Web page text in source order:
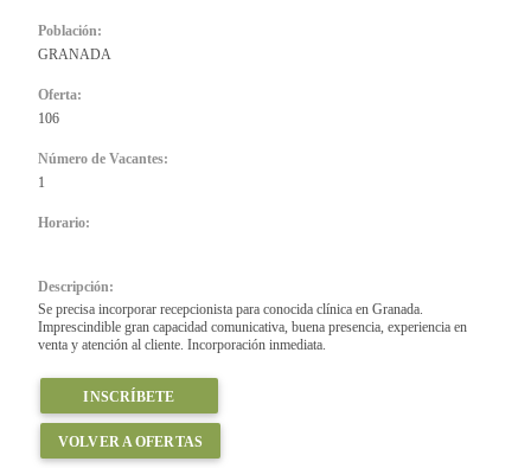
Población:
GRANADA
Oferta:
106
Número de Vacantes:
1
Horario:
Descripción:
Se precisa incorporar recepcionista para conocida clínica en Granada.
Imprescindible gran capacidad comunicativa, buena presencia, experiencia en
venta y atención al cliente. Incorporación inmediata.
INSCRÍBETE
VOLVER A OFERTAS